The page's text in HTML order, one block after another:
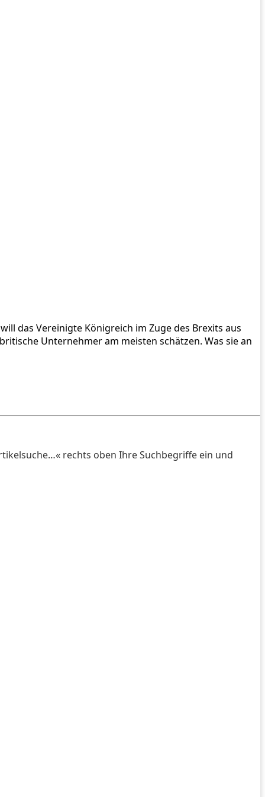
das Vereinigte Königreich im Zuge des Brexits aus
Unternehmer am meisten schätzen. Was sie an
rechts oben Ihre Suchbegriffe ein und